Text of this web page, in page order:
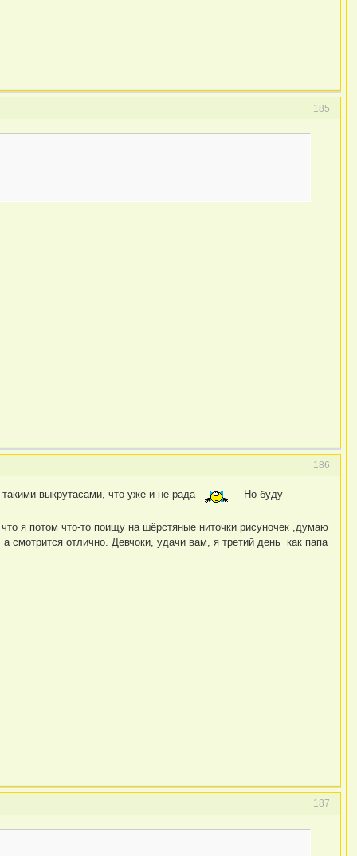
185
186
выкрутасами, что уже и не рада Но буду
я потом что-то поищу на шёрстяные ниточки рисуночек ,думаю
отлично. Девчоки, удачи вам, я третий день как папа
187